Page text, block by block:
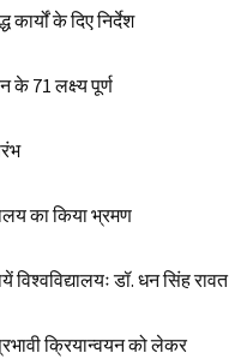
के दिए निर्देश
के 71 लक्ष्य पूर्ण
का किया भ्रमण
डॉ. धन सिंह रावत
क्रियान्वयन को लेकर